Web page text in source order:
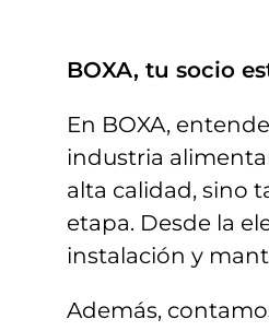
BOXA, tu socio
En BOXA,
industria
alta calidad, sino
etapa. Desde la
instalación y
Además,